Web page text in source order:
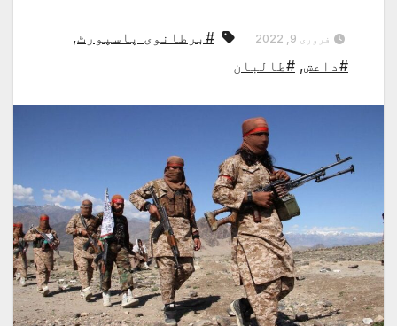
فروری 9, 2022 #برطانوی پاسپورٹ,
#داعش, #طالبان